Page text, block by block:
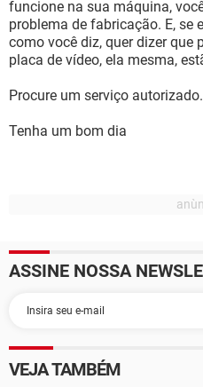
funcione na sua máquina,
problema de fabricação. E, se
como você diz, quer dizer que
placa de vídeo, ela mesma,
Procure um serviço autorizado.
Tenha um bom dia
ASSINE NOSSA
VEJA TAMBÉM